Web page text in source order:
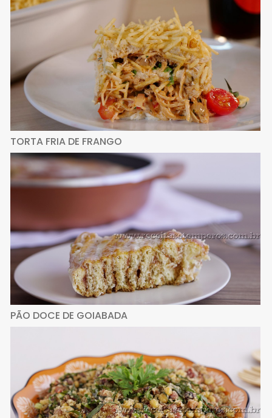
TORTA FRIA DE FRANGO
PÃO DOCE DE GOIABADA